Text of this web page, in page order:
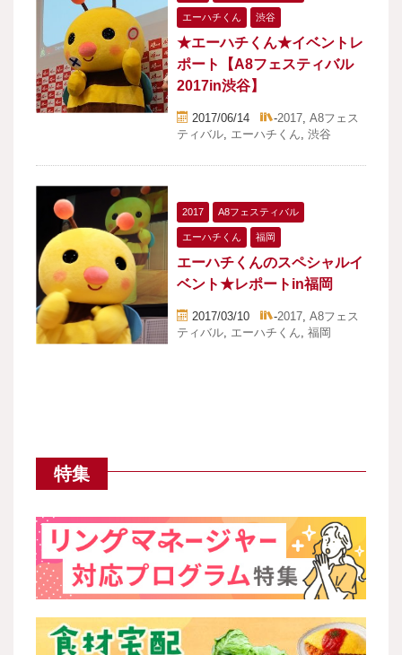
エーハチくん 渋谷
★エーハチくん★イベントレ
ポート【A8フェスティバル
2017in渋谷】
2017/06/14 -2017,A8フェス
ティバル, エーハチくん,渋谷
2017 A8フェスティバル
エーハチくん 福岡
エーハチくんのスペシャルイ
ベント★レポートin福岡
2017/03/10 -2017,A8フェス
ティバル, エーハチくん,福岡
特集